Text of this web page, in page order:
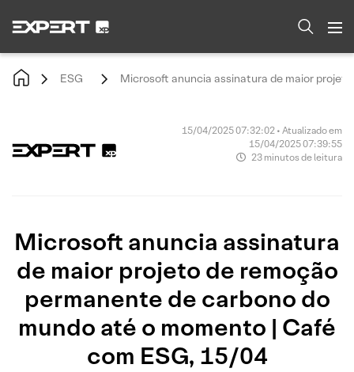
ESG Microsoft anuncia assinatura de maior
15/04/2025 07:32:02 • Atualizado em
15/04/2025 07:39:55
23 minutos de leitura
Microsoft anuncia assinatura
de maior projeto de remoção
permanente de carbono do
mundo até o momento | Café
com ESG, 15/04